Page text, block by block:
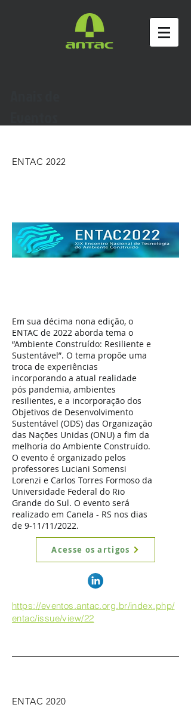
ENTAC 2022
Em sua décima nona edição, o
ENTAC de 2022 aborda tema o
“Ambiente Construído: Resiliente e
Sustentável”. O tema propõe uma
troca de experiências
incorporando a atual realidade
pós pandemia, ambientes
resilientes, e a incorporação dos
Objetivos de Desenvolvimento
Sustentável (ODS) das Organização
das Nações Unidas (ONU) a fim da
melhoria do Ambiente Construído.
O evento é organizado pelos
professores Luciani Somensi
Lorenzi e Carlos Torres Formoso da
Universidade Federal do Rio
Grande do Sul. O evento será
realizado em Canela - RS nos dias
de 9-11/11/2022.
Acesse os artigos
https://eventos.antac.org.br/index.php/
entac/issue/view/22
ENTAC 2020